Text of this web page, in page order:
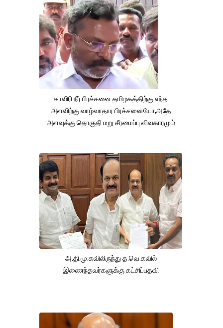
காவிரி நீர் பிரச்சனை தமிழகத்திற்கு எந்த
அளவிற்கு வாழ்வாதார பிரச்சனையோ,அதே
அளவுக்கு தொகுதி மறு சீரமைப்பு விவகாரமும்
அ.தி.மு.கவிலிருந்து த.வெ.கவில்
இணைந்தவர்களுக்கு கட்சிப்பதவி